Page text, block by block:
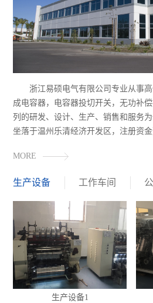
浙江易硕电气有限公司专业从事
成电容器，电容器投切开关，无功补
列的研发、设计、生产、销售和服务
坐落于温州乐清经济开发区，注册资
展”为宗旨，致力打造智能电网专业服
注于智能无功补偿、谐波治理、节能
化高科技产业，主要产品有低压智能
智能电力电容器、用电信息采集终端
智能配网等系列。多年来，我们坚持
心化”为使命，产品遍及广东、黑龙
海、海南、北京、安徽、河···
MORE
生产设备 工作车间
生产设备1